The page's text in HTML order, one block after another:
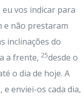
vos indicar para
e não prestaram
inclinações do
a frente, 25desde o
o dia de hoje. A
enviei-os cada dia,